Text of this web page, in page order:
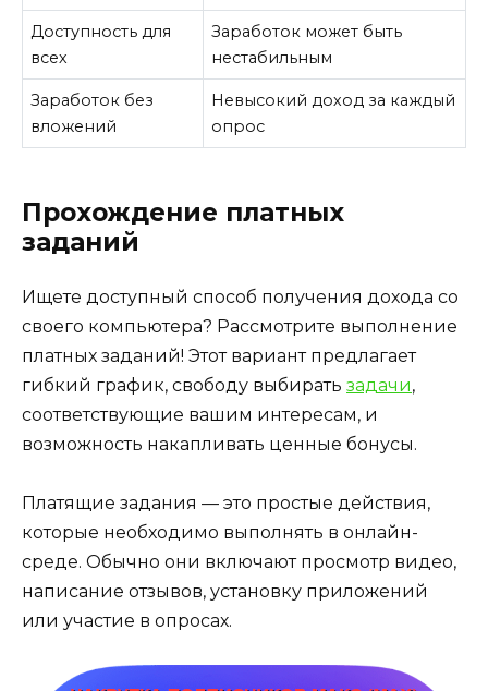
Доступность для
всех
Заработок может быть
нестабильным
Заработок без
вложений
Невысокий доход за каждый
опрос
Прохождение платных
заданий
Ищете доступный способ получения дохода со
своего компьютера? Рассмотрите выполнение
платных заданий! Этот вариант предлагает
гибкий график, свободу выбирать задачи,
соответствующие вашим интересам, и
возможность накапливать ценные бонусы.
Платящие задания — это простые действия,
которые необходимо выполнять в онлайн-
среде. Обычно они включают просмотр видео,
написание отзывов, установку приложений
или участие в опросах.